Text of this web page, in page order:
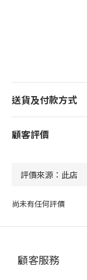
送貨及付款方式
顧客評價
尚未有任何評價
顧客服務